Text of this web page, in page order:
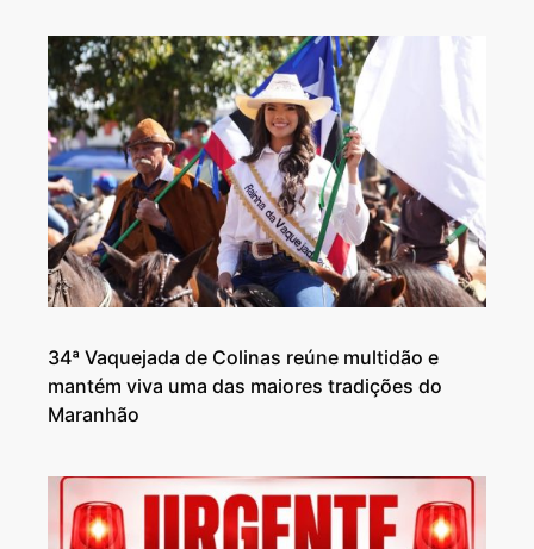
34ª Vaquejada de Colinas reúne multidão e
mantém viva uma das maiores tradições do
Maranhão